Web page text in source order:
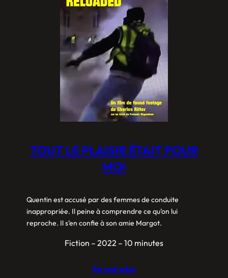
TOUT LE PLAISIR ÉTAIT POUR
MOI
Quentin est accusé par des femmes de conduite
inappropriée. Il peine à comprendre ce qu’on lui
reproche. Il s’en confie à son amie Margot.
Fiction – 2022 – 10 minutes
En voir plus